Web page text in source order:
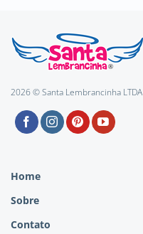
2026 © Santa Lembrancinha LTDA
Home
Sobre
Contato